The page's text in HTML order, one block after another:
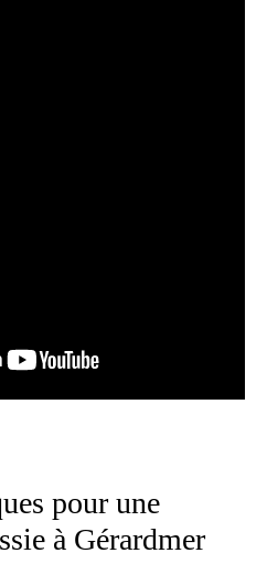
pour une
à Gérardmer